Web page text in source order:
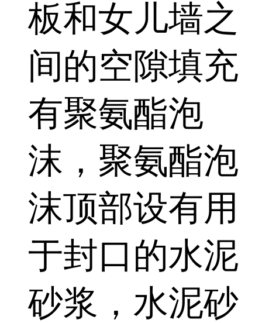
板和女儿墙之
间的空隙填充
有聚氨酯泡
沫，聚氨酯泡
沫顶部设有用
于封口的水泥
砂浆，水泥砂